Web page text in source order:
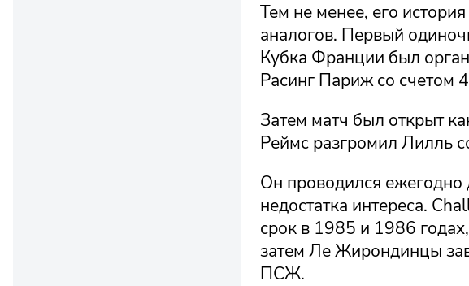
Тем не менее, его
аналогов. Первый
Кубка Франции был
Расинг Париж со счетом
Затем матч был открыт
Реймс разгромил Лилль
Он проводился ежегодно
недостатка интереса.
срок в 1985 и 1986
затем Ле Жирондинцы
ПСЖ.